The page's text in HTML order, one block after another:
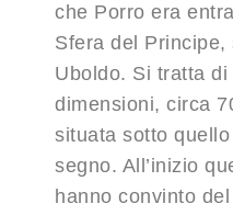
che Porro era
Sfera del
Uboldo. Si tratta
dimensioni, circa
situata sotto
segno. All’inizio
hanno convinto